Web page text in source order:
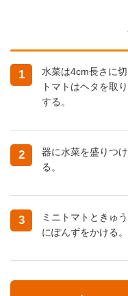
1
水菜は4cm長さに
トマトはヘタを取
する。
2
器に水菜を盛りつ
る。
3
ミニトマトときゅ
にぽんずをかける。